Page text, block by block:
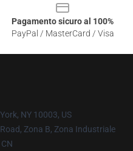
Pagamento sicuro al 100%
PayPal / MasterCard / Visa
NY 10003, US
Zona B, Zona Industriale